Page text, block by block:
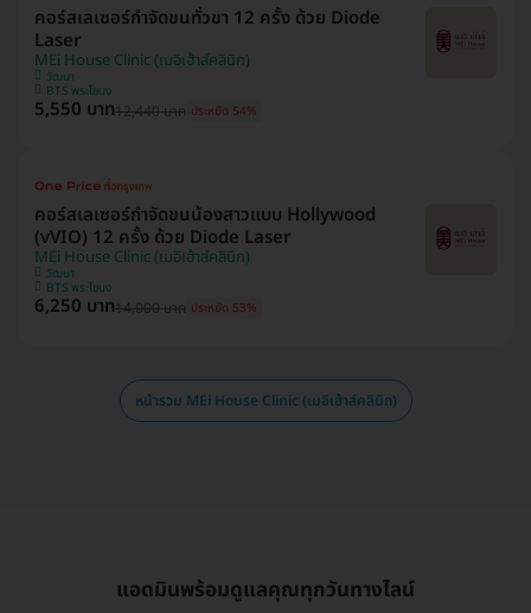
คอร์สเลเซอร์กำจัดขนทั่วขา 12 ครั้ง ด้วย Diode
Laser
MEi House Clinic (เมอิเฮ้าส์คลินิก)
วัฒนา
BTS พระโขนง
5,550 บาท12,440 บาท ประหยัด 54%
คอร์สเลเซอร์กำจัดขนน้องสาวแบบ Hollywood
(vVIO) 12 ครั้ง ด้วย Diode Laser
MEi House Clinic (เมอิเฮ้าส์คลินิก)
วัฒนา
BTS พระโขนง
6,250 บาท14,000 บาท ประหยัด 53%
หน้ารวม MEi House Clinic (เมอิเฮ้าส์คลินิก)
แอดมินพร้อมดูแลคุณทุกวันทางไลน์